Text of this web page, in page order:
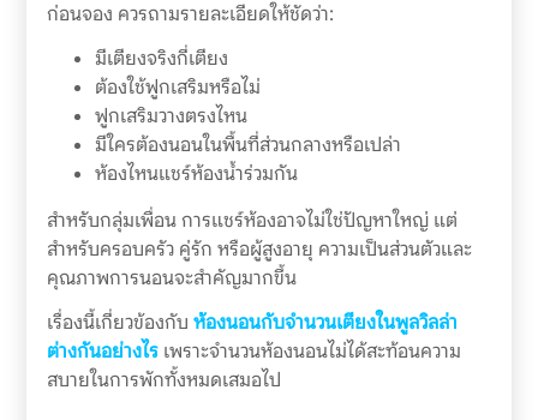
ก่อนจอง ควรถามรายละเอียดให้ชัดว่า:
มีเตียงจริงกี่เตียง
ต้องใช้ฟูกเสริมหรือไม่
ฟูกเสริมวางตรงไหน
มีใครต้องนอนในพื้นที่ส่วนกลางหรือเปล่า
ห้องไหนแชร์ห้องน้ำร่วมกัน
สำหรับกลุ่มเพื่อน การแชร์ห้องอาจไม่ใช่ปัญหาใหญ่ แต่
สำหรับครอบครัว คู่รัก หรือผู้สูงอายุ ความเป็นส่วนตัวและ
คุณภาพการนอนจะสำคัญมากขึ้น
เรื่องนี้เกี่ยวข้องกับ ห้องนอนกับจำนวนเตียงในพูลวิลล่า
ต่างกันอย่างไรเพราะจำนวนห้องนอนไม่ได้สะท้อนความ
สบายในการพักทั้งหมดเสมอไป